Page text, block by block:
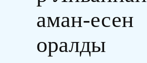
аман-есен
оралды